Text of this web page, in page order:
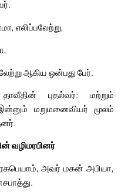
எலிப்பலேற்று,
ஆகிய ஒன்பது பேர்.
புதல்வர்: மற்றும்
மறுமனைவியர் மூலம்
வழிமரபினர்
அவர் மகன் அபியா,